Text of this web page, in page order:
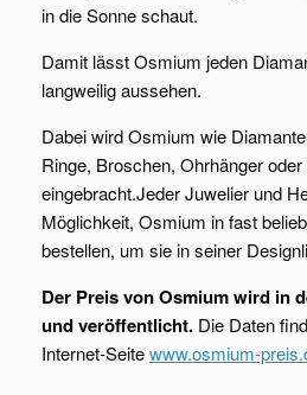
in die Sonne schaut.
Damit lässt Osmium jeden
langweilig aussehen.
Dabei wird Osmium wie
Ringe, Broschen, Ohrhänger
eingebracht.Jeder Juwelier und
Möglichkeit, Osmium in fast
bestellen, um sie in seiner
Der Preis von Osmium wird in
und veröffentlicht. Die Daten
Internet-Seitewww.osmium-